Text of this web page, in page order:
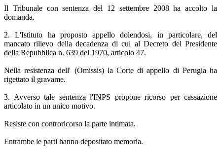
Il Tribunale con sentenza del 12 settembre 2008 ha accolto la
domanda.
2. L'Istituto ha proposto appello dolendosi, in particolare, del
mancato rilievo della decadenza di cui al Decreto del Presidente
della Repubblica n. 639 del 1970, articolo 47.
Nella resistenza dell' (Omissis) la Corte di appello di Perugia ha
rigettato il gravame.
3. Avverso tale sentenza l'INPS propone ricorso per cassazione
articolato in un unico motivo.
Resiste con controricorso la parte intimata.
Entrambe le parti hanno depositato memoria.